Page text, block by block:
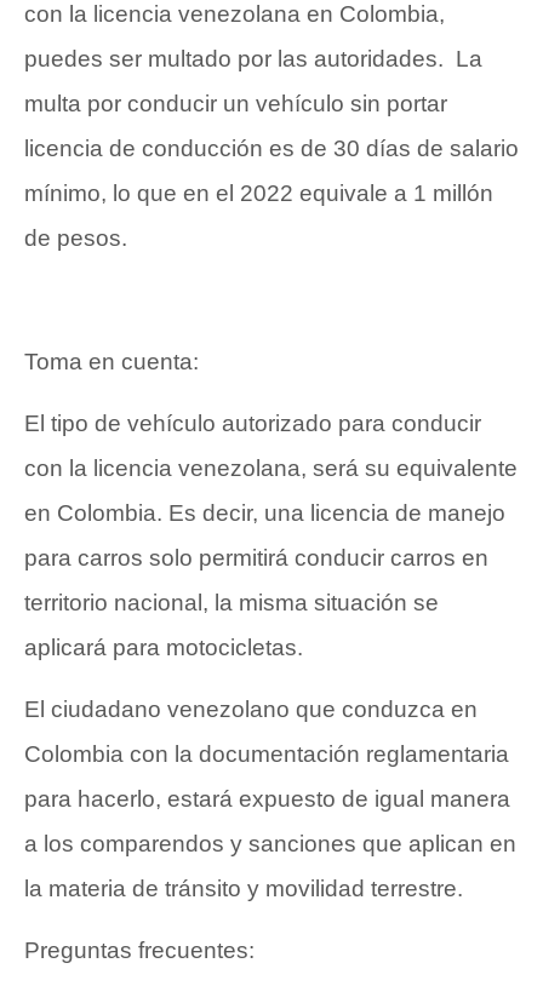
con la licencia venezolana en Colombia,
puedes ser multado por las autoridades. La
multa por conducir un vehículo sin portar
licencia de conducción es de 30 días de salario
mínimo, lo que en el 2022 equivale a 1 millón
de pesos.
Toma en cuenta:
El tipo de vehículo autorizado para conducir
con la licencia venezolana, será su equivalente
en Colombia. Es decir, una licencia de manejo
para carros solo permitirá conducir carros en
territorio nacional, la misma situación se
aplicará para motocicletas.
El ciudadano venezolano que conduzca en
Colombia con la documentación reglamentaria
para hacerlo, estará expuesto de igual manera
a los comparendos y sanciones que aplican en
la materia de tránsito y movilidad terrestre.
Preguntas frecuentes: